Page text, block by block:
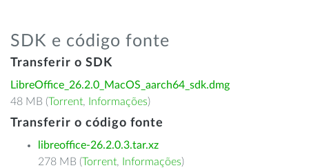
SDK e código fonte
Transferir o SDK
LibreOffice_26.2.0_MacOS_aarch64_sdk.dmg
48 MB (Torrent, Informações)
Transferir o código fonte
libreoffice-26.2.0.3.tar.xz
278 MB (Torrent, Informações)